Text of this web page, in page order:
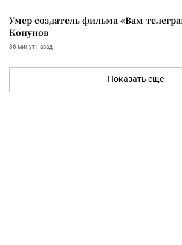
Умер создатель фильма «Вам
Конунов
36 минут назад
Показать ещё